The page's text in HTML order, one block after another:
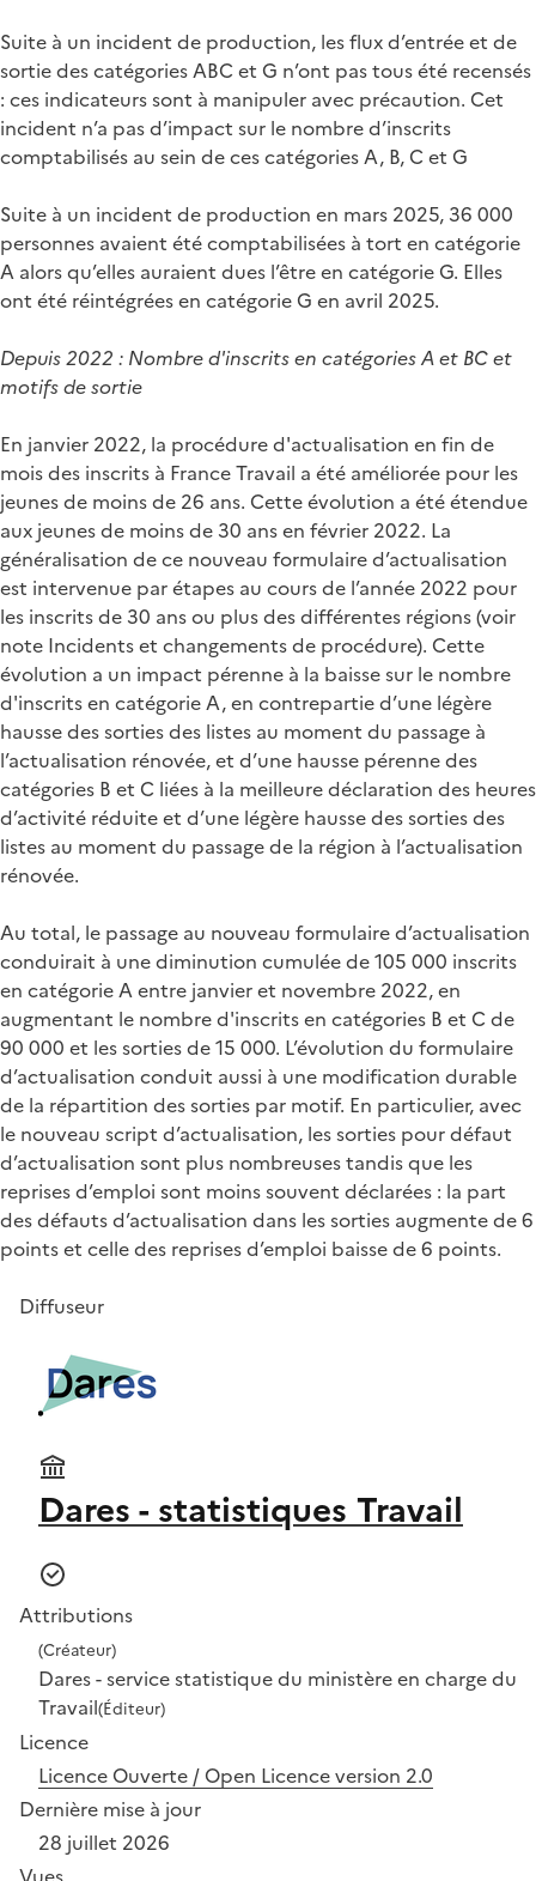
Suite à un incident de production, les flux d’entrée et de
sortie des catégories ABC et G n’ont pas tous été recensés
: ces indicateurs sont à manipuler avec précaution. Cet
incident n’a pas d’impact sur le nombre d’inscrits
comptabilisés au sein de ces catégories A, B, C et G
Suite à un incident de production en mars 2025, 36 000
personnes avaient été comptabilisées à tort en catégorie
A alors qu’elles auraient dues l’être en catégorie G. Elles
ont été réintégrées en catégorie G en avril 2025.
Depuis 2022 : Nombre d'inscrits en catégories A et BC et
motifs de sortie
En janvier 2022, la procédure d'actualisation en fin de
mois des inscrits à France Travail a été améliorée pour les
jeunes de moins de 26 ans. Cette évolution a été étendue
aux jeunes de moins de 30 ans en février 2022. La
généralisation de ce nouveau formulaire d’actualisation
est intervenue par étapes au cours de l’année 2022 pour
les inscrits de 30 ans ou plus des différentes régions (voir
note Incidents et changements de procédure). Cette
évolution a un impact pérenne à la baisse sur le nombre
d'inscrits en catégorie A, en contrepartie d’une légère
hausse des sorties des listes au moment du passage à
l’actualisation rénovée, et d’une hausse pérenne des
catégories B et C liées à la meilleure déclaration des heures
d’activité réduite et d’une légère hausse des sorties des
listes au moment du passage de la région à l’actualisation
rénovée.
Au total, le passage au nouveau formulaire d’actualisation
conduirait à une diminution cumulée de 105 000 inscrits
en catégorie A entre janvier et novembre 2022, en
augmentant le nombre d'inscrits en catégories B et C de
90 000 et les sorties de 15 000. L’évolution du formulaire
d’actualisation conduit aussi à une modification durable
de la répartition des sorties par motif. En particulier, avec
le nouveau script d’actualisation, les sorties pour défaut
d’actualisation sont plus nombreuses tandis que les
reprises d’emploi sont moins souvent déclarées : la part
des défauts d’actualisation dans les sorties augmente de 6
points et celle des reprises d’emploi baisse de 6 points.
Diffuseur
Dares - statistiques Travail
Attributions
(Créateur)
Dares - service statistique du ministère en charge du
Travail(Éditeur)
Licence
Licence Ouverte / Open Licence version 2.0
Dernière mise à jour
28 juillet 2026